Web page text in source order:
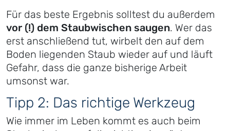
Für das beste Ergebnis solltest du außerdem
vor (!) dem Staubwischen saugen. Wer das
erst anschließend tut, wirbelt den auf dem
Boden liegenden Staub wieder auf und läuft
Gefahr, dass die ganze bisherige Arbeit
umsonst war.
Tipp 2: Das richtige Werkzeug
Wie immer im Leben kommt es auch beim